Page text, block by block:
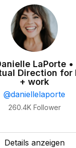
LaPorte •
Direction for
+ work
@daniellelaporte
260.4K Follower
Details anzeigen